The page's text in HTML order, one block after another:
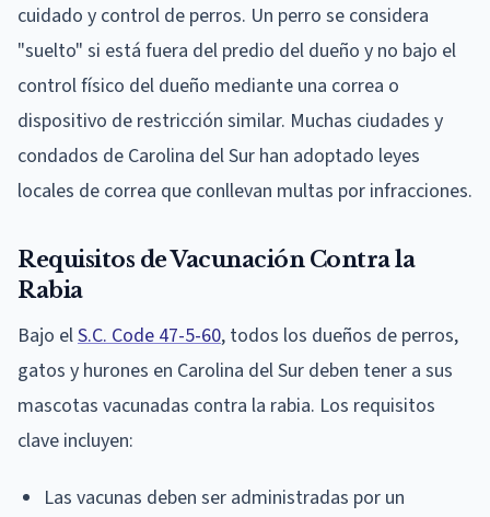
cuidado y control de perros. Un perro se considera
"suelto" si está fuera del predio del dueño y no bajo el
control físico del dueño mediante una correa o
dispositivo de restricción similar. Muchas ciudades y
condados de Carolina del Sur han adoptado leyes
locales de correa que conllevan multas por infracciones.
Requisitos de Vacunación Contra la
Rabia
Bajo elS.C. Code 47-5-60, todos los dueños de perros,
gatos y hurones en Carolina del Sur deben tener a sus
mascotas vacunadas contra la rabia. Los requisitos
clave incluyen:
Las vacunas deben ser administradas por un